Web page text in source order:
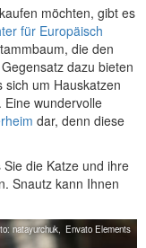
möchten, gibt es
für Europäisch
die den
dazu bieten
um Hauskatzen
wundervolle
dar, denn diese
die Katze und ihre
Snautz kann Ihnen
natayurchuk, Envato Elements